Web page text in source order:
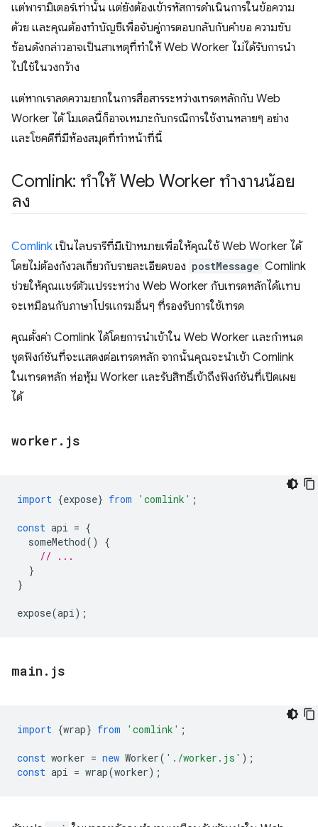
แต่พารามิเตอร์เท่านั้น แต่ยังต้องเข้ารหัสการดำเนินการในข้อความ
ด้วย และคุณต้องทำบัญชีเพื่อจับคู่การตอบกลับกับคำขอ ความซับ
ซ้อนดังกล่าวอาจเป็นสาเหตุที่ทำให้ Web Worker ไม่ได้รับการนำ
ไปใช้ในวงกว้าง
แต่หากเราลดความยากในการสื่อสารระหว่างเทรดหลักกับ Web
Worker ได้ โมเดลนี้ก็อาจเหมาะกับกรณีการใช้งานหลายๆ อย่าง
และโชคดีที่มีห้องสมุดที่ทำหน้าที่นี้
Comlink: ทำให้ Web Worker ทำงานน้อย
ลง
Comlink เป็นไลบรารีที่มีเป้าหมายเพื่อให้คุณใช้ Web Worker ได้
โดยไม่ต้องกังวลเกี่ยวกับรายละเอียดของ postMessage Comlink
ช่วยให้คุณแชร์ตัวแปรระหว่าง Web Worker กับเทรดหลักได้แทบ
จะเหมือนกับภาษาโปรแกรมอื่นๆ ที่รองรับการใช้เทรด
คุณตั้งค่า Comlink ได้โดยการนำเข้าใน Web Worker และกำหนด
ชุดฟังก์ชันที่จะแสดงต่อเทรดหลัก จากนั้นคุณจะนำเข้า Comlink
ในเทรดหลัก ห่อหุ้ม Worker และรับสิทธิ์เข้าถึงฟังก์ชันที่เปิดเผย
ได้
worker . js
import {expose} from 'comlink' ;
const api = {
someMethod()
{
// ...
}
}
expose(api);
main . js
import {wrap} from 'comlink' ;
const worker = new Worker( './worker.js' );
const api = wrap(worker);